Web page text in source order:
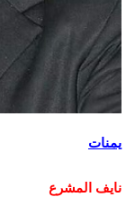
يمنات
ﻧﺎﻳﻒ ﺍﻟﻤﺸﺮﻉ